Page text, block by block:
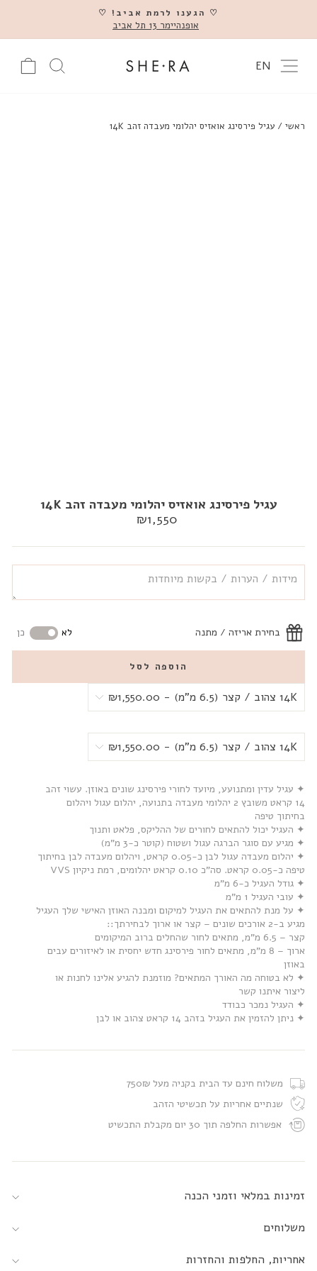
השהה
♡ הגענו לרמת אביב! ♡
אופנהיימר 13 תל אביב
ניווט באתר
EN חיפוש
ראשי / עגיל פירסינג אואזיס יהלומי מעבדה זהב 14K
עגיל פירסינג אואזיס יהלומי מעבדה זהב 14K
מחיר
₪1,550
בחירת אריזה / מתנה לא כן
הוספה לסל
✦ עגיל עדין ומתנועע, מיועד לחורי פירסינג שונים באוזן. עשוי זהב
14 קראט
משובץ 2 יהלומי מעבדה בתנועה,
יהלום עגול ויהלום
בחיתוך טיפה
✦ העגיל יכול להתאים לחורים של ההליקס, פלאט ותנוך
✦ מגיע עם סוגר הברגה עגול ושטוח (קוטר כ-3 מ”מ)
✦ יהלום מעבדה עגול לבן כ-0.05 קראט, ויהלום מעבדה לבן בחיתוך
טיפה כ-0.05 קראט. סה"כ 0.10 קראט יהלומים, רמת ניקיון VVS
✦ גודל העגיל כ-6 מ”מ
✦ עובי העגיל 1 מ”מ
✦ על מנת להתאים את העגיל למיקום ומבנה האוזן האישי שלך העגיל
מגיע ב-2 אורכים שונים – קצר או ארוך לבחירתך::
קצר – 6.5 מ”מ, מתאים לחור שהחלים ברוב המיקומים
ארוך – 8 מ”מ, מתאים לחור פירסינג חדש יחסית או לאיזורים עבים
באוזן
✦ לא בטוחה מה האורך המתאים? מוזמנת להגיע אלינו לחנות או
ליצור איתנו קשר
✦ העגיל נמכר כבודד
✦ ניתן להזמין את העגיל בזהב 14 קראט צהוב או לבן
משלוח חינם עד הבית בקניה מעל 750₪
שנתיים אחריות על תכשיטי הזהב
אפשרות החלפה תוך 30 יום מקבלת התכשיט
זמינות במלאי וזמני הכנה
משלוחים
אחריות, החלפות והחזרות